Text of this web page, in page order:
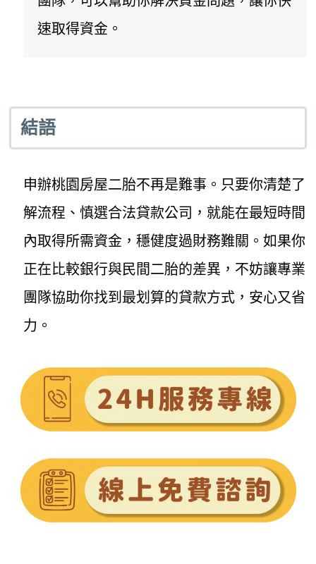
速取得資金。
結語
申辦桃園房屋二胎不再是難事。只要你清楚了
解流程、慎選合法貸款公司，就能在最短時間
內取得所需資金，穩健度過財務難關。如果你
正在比較銀行與民間二胎的差異，不妨讓專業
團隊協助你找到最划算的貸款方式，安心又省
力。